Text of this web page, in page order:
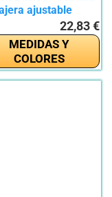
ajustable
22,83 €
MEDIDAS Y
COLORES